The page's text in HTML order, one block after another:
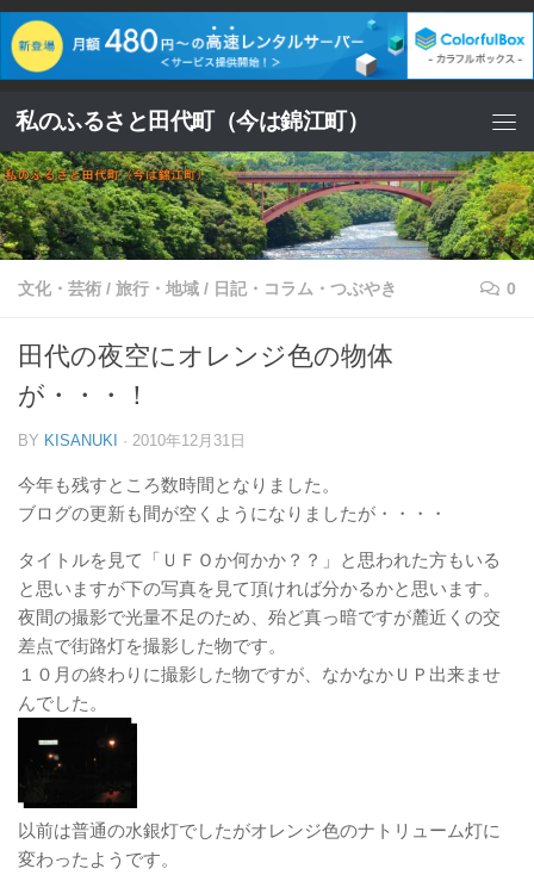
コンテンツへスキップ
私のふるさと田代町（今は錦江町）
文化・芸術 / 旅行・地域 / 日記・コラム・つぶやき 0
田代の夜空にオレンジ色の物体
が・・・！
BY KISANUKI · 2010年12月31日
今年も残すところ数時間となりました。
ブログの更新も間が空くようになりましたが・・・・
タイトルを見て「ＵＦＯか何かか？？」と思われた方もいる
と思いますが下の写真を見て頂ければ分かるかと思います。
夜間の撮影で光量不足のため、殆ど真っ暗ですが麓近くの交
差点で街路灯を撮影した物です。
１０月の終わりに撮影した物ですが、なかなかＵＰ出来ませ
んでした。
以前は普通の水銀灯でしたがオレンジ色のナトリューム灯に
変わったようです。